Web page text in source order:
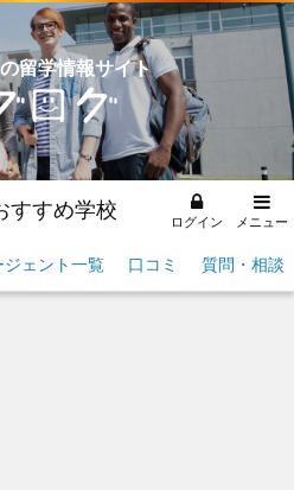
留学情報サイト
すすめ学校 ログイン メニュー
ジェント一覧 口コミ 質問・相談